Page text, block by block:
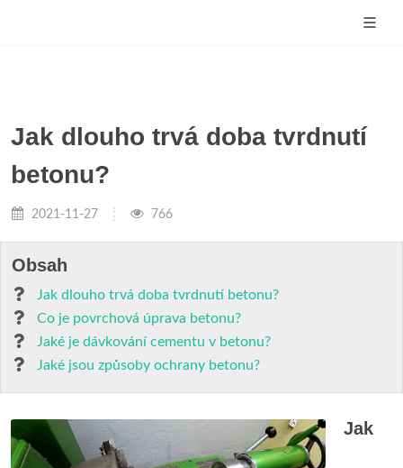
Jak dlouho trvá doba tvrdnutí
betonu?
2021-11-27 766
Obsah
Jak dlouho trvá doba tvrdnutí betonu?
Co je povrchová úprava betonu?
Jaké je dávkování cementu v betonu?
Jaké jsou způsoby ochrany betonu?
Jak